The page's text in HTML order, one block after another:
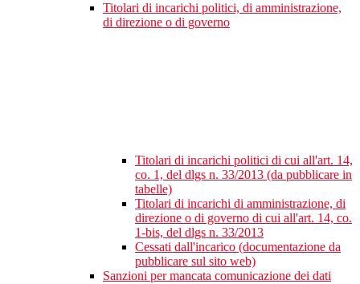
Titolari di incarichi politici, di amministrazione,
di direzione o di governo
Titolari di incarichi politici di cui all'art. 14,
co. 1, del dlgs n. 33/2013 (da pubblicare in
tabelle)
Titolari di incarichi di amministrazione, di
direzione o di governo di cui all'art. 14, co.
1-bis, del dlgs n. 33/2013
Cessati dall'incarico (documentazione da
pubblicare sul sito web)
Sanzioni per mancata comunicazione dei dati